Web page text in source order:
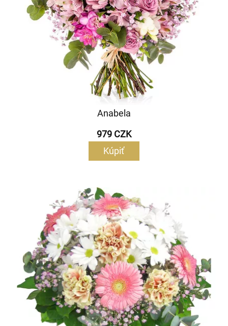
Anabela
979 CZK
Kúpiť